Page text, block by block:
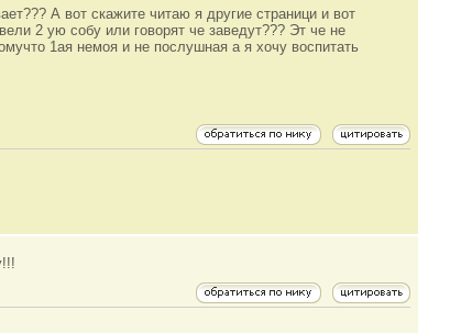
А вот скажите читаю я другие страници и вот
2 ую собу или говорят че заведут??? Эт че не
1ая немоя и не послушная а я хочу воспитать